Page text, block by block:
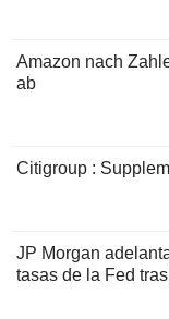
Amazon nach
ab
Citigroup :
JP Morgan
tasas de la Fed